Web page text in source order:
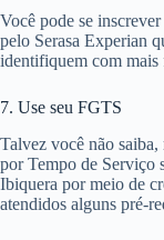
Você pode se
pelo Serasa Experian
identifiquem com mais
7. Use seu FGTS
Talvez você não
por Tempo de Serviço
Ibiquera por meio de
atendidos alguns pré-